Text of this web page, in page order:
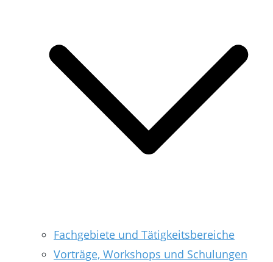
Fachgebiete und Tätigkeitsbereiche
Vorträge, Workshops und Schulungen